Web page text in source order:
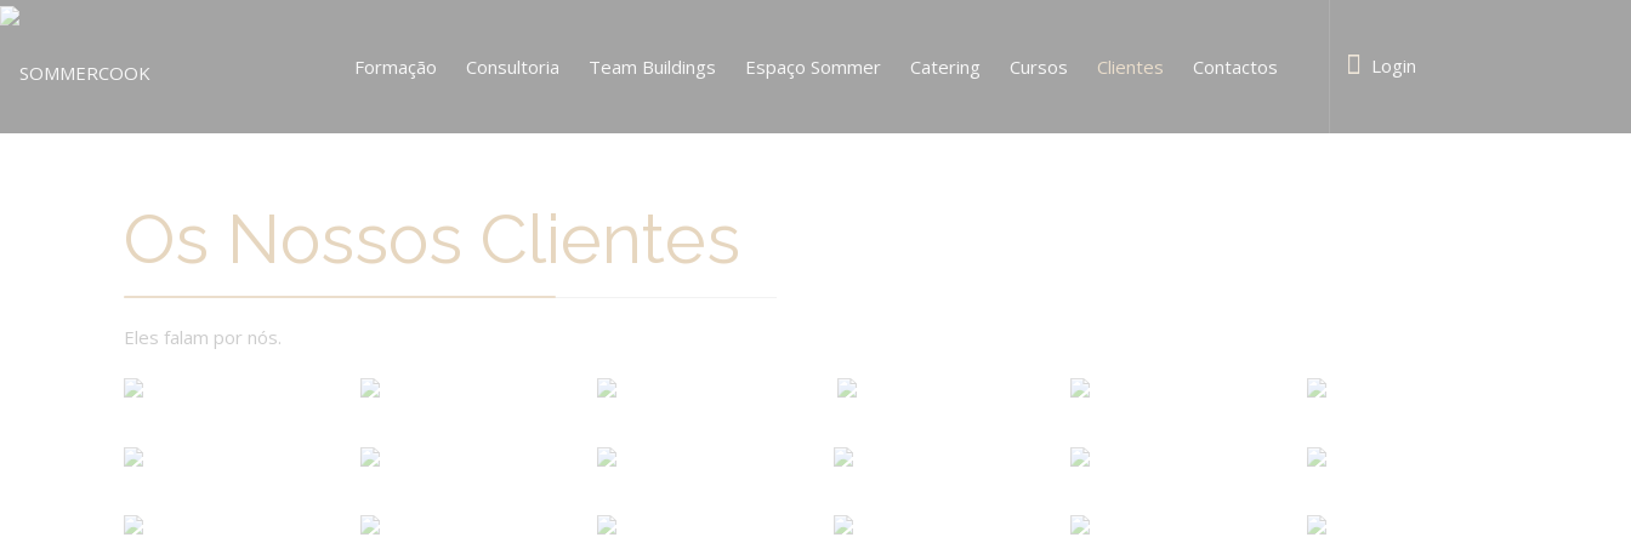
Formação Consultoria Team Buildings Espaço Sommer Catering Cursos Clientes Contactos Login
Os Nossos Clientes
Eles falam por nós.